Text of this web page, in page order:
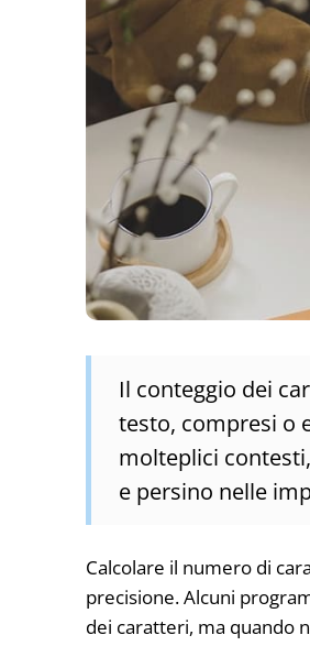
Il conteggio dei
testo, compresi o
molteplici
e persino nelle
Calcolare il numero di
precisione. Alcuni
dei caratteri, ma quando